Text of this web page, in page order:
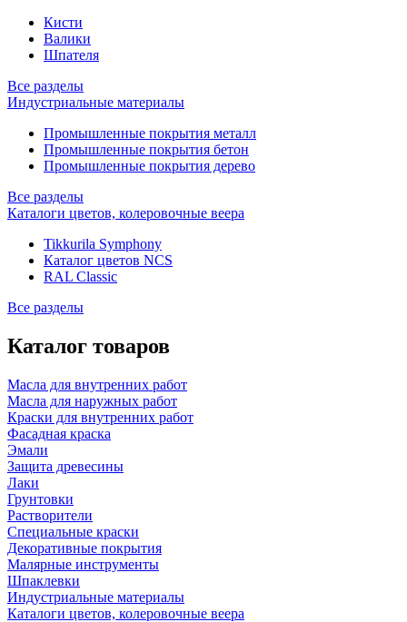
Кисти
Валики
Шпателя
Все разделы
Индустриальные материалы
Промышленные покрытия металл
Промышленные покрытия бетон
Промышленные покрытия дерево
Все разделы
Каталоги цветов, колеровочные веера
Tikkurila Symphony
Каталог цветов NCS
RAL Classic
Все разделы
Каталог товаров
Масла для внутренних работ
Масла для наружных работ
Краски для внутренних работ
Фасадная краска
Эмали
Защита древесины
Лаки
Грунтовки
Растворители
Специальные краски
Декоративные покрытия
Малярные инструменты
Шпаклевки
Индустриальные материалы
Каталоги цветов, колеровочные веера